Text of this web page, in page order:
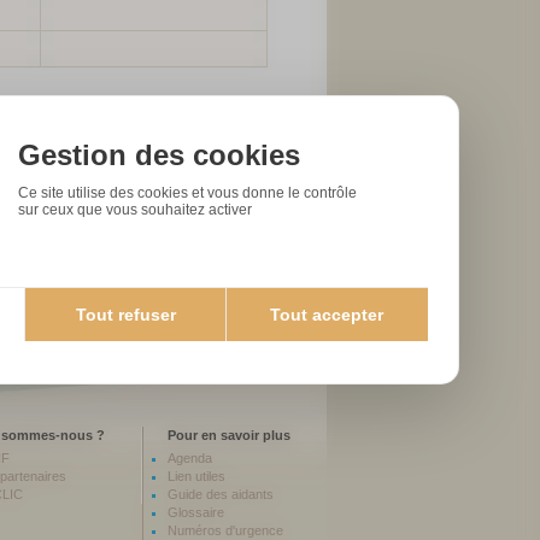
nous ?
Pour en savoir plus
Agenda
Lien utiles
Guide des aidants
Glossaire
Numéros d'urgence
Gestion des cookies
Ce site utilise des cookies et vous donne le contrôle
sur ceux que vous souhaitez activer
Tout accepter
Tout refuser